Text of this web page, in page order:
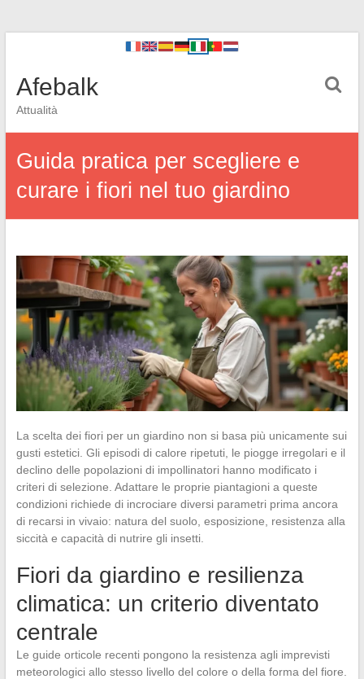
Afebalk
Attualità
Guida pratica per scegliere e
curare i fiori nel tuo giardino
La scelta dei fiori per un giardino non si basa più unicamente sui
gusti estetici. Gli episodi di calore ripetuti, le piogge irregolari e il
declino delle popolazioni di impollinatori hanno modificato i
criteri di selezione. Adattare le proprie piantagioni a queste
condizioni richiede di incrociare diversi parametri prima ancora
di recarsi in vivaio: natura del suolo, esposizione, resistenza alla
siccità e capacità di nutrire gli insetti.
Fiori da giardino e resilienza
climatica: un criterio diventato
centrale
Le guide orticole recenti pongono la resistenza agli imprevisti
meteorologici allo stesso livello del colore o della forma del fiore.